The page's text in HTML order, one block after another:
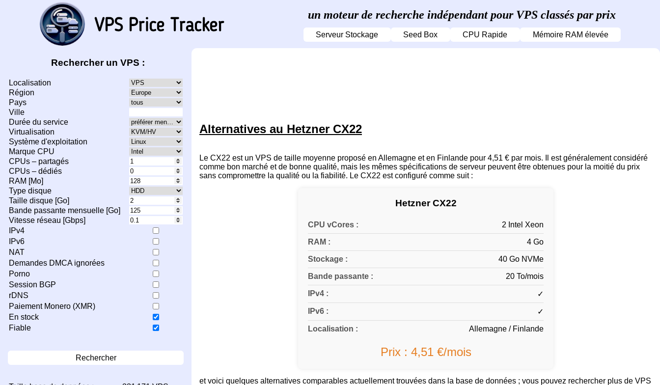
un moteur de recherche indépendant pour VPS classés par prix
Serveur Stockage Seed Box CPU Rapide Mémoire RAM élevée
Rechercher un VPS :
Localisation
Région
Pays
Ville
Durée du service
Virtualisation
Système d'exploitation
Marque CPU
CPUs – partagés
CPUs – dédiés
RAM [Mo]
Type disque
Taille disque [Go]
Bande passante mensuelle [Go]
Vitesse réseau [Gbps]
IPv4
IPv6
NAT
Demandes DMCA ignorées
Porno
Session BGP
rDNS
Paiement Monero (XMR)
En stock
Fiable
Rechercher
Alternatives au Hetzner CX22
Le CX22 est un VPS de taille moyenne proposé en Allemagne et en Finlande pour 4,51 € par mois. Il est généralement considéré
comme bon marché et de bonne qualité, mais les mêmes spécifications de serveur peuvent être obtenues pour la moitié du prix
sans compromettre la qualité ou la fiabilité. Le CX22 est configuré comme suit :
Hetzner CX22
CPU vCores : 2 Intel Xeon
RAM : 4 Go
Stockage : 40 Go NVMe
Bande passante : 20 To/mois
IPv4 : ✓
IPv6 : ✓
Localisation : Allemagne / Finlande
Prix : 4,51 €/mois
et voici quelques alternatives comparables actuellement trouvées dans la base de données ; vous pouvez rechercher plus de VPS